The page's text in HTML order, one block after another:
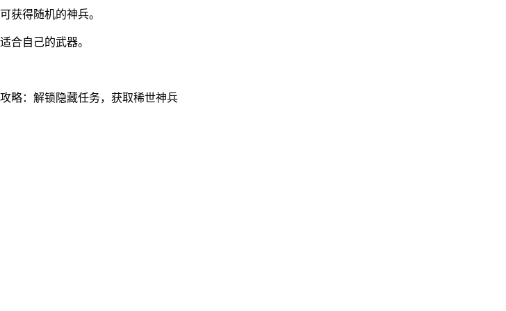
获得随机的神兵。
合自己的武器。